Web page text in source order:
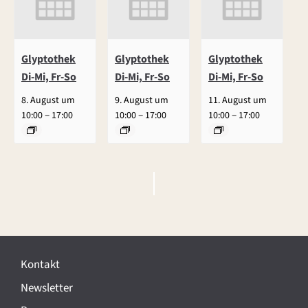
Glyptothek
Di-Mi, Fr-So
8. August um
10:00– 17:00
Glyptothek
Di-Mi, Fr-So
9. August um
10:00– 17:00
Glyptothek
Di-Mi, Fr-So
11. August um
10:00– 17:00
e
a
n
Kontakt
Newsletter